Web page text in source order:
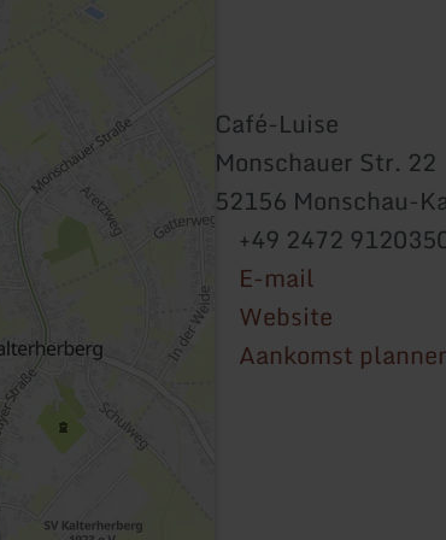
Café-Luise
Monschauer Str. 22
52156 Monschau-
+49 2472
E-mail
Website
Aankomst